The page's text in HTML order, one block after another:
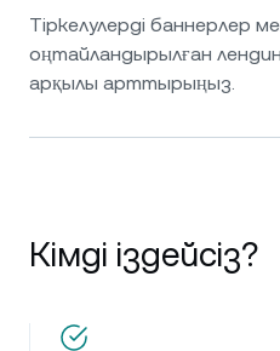
Тіркелулерді баннерлер
оңтайландырылған
арқылы арттырыңыз.
Кімді іздейсіз?